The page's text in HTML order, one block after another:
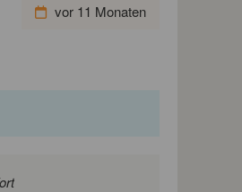
vor 11 Monaten